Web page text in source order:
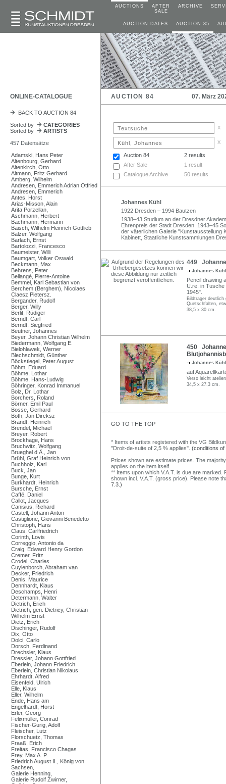
AUCTIONS
AFTER
SALE
ARCHIVE
AUCTION DATES AUCTION 85
ONLINE-CATALOGUE AUCTION 84 07. März
BACK TO AUCTION 84
Sorted by
CATEGORIES
Sorted by
ARTISTS
457 Datensätze
Adamski, Hans Peter
Altenbourg, Gerhard
Altenkirch, Otto
Altmann, Fritz Gerhard
Amberg, Wilhelm
Andresen, Emmerich Adrian Otfried
Andresen, Emmerich
Antes, Horst
Arias-Misson, Alain
Arita Porzellan,
Aschmann, Herbert
Bachmann, Hermann
Baisch, Wilhelm Heinrich Gottlieb
Balzer, Wolfgang
Barlach, Ernst
Bartolozzi, Francesco
Baumeister, Willi
Baumgart, Volker Oswald
Beckmann, Max
Behrens, Peter
Bellangé, Pierre-Antoine
Bemmel, Karl Sebastian von
Berchem (Berghem), Nicolaes
Claesz Pietersz.
Bergander, Rudolf
Berger, Willy
Berlit, Rüdiger
Berndt, Carl
Berndt, Siegfried
Beutner, Johannes
Beyer, Johann Christian Wilhelm
Biedermann, Wolfgang E.
Bielohlawek, Werner
Blechschmidt, Günther
Böckstiegel, Peter August
Böhm, Eduard
Böhme, Lothar
Böhme, Hans-Ludwig
Böhringer, Konrad Immanuel
Bolz, Dr. Lothar
Borchers, Roland
Börner, Emil Paul
Bosse, Gerhard
Both, Jan Dircksz
Brandt, Heinrich
Brendel, Michael
Breyer, Robert
Brockhage, Hans
Bruchwitz, Wolfgang
Brueghel d.Ä., Jan
Brühl, Graf Heinrich von
Buchholz, Karl
Buck, Jan
Bunge, Kurt
Burkhardt, Heinrich
Bursche, Ernst
Caffé, Daniel
Callot, Jacques
Canisius, Richard
Castell, Johann Anton
Castiglione, Giovanni Benedetto
Christoph, Hans
Claus, Carlfriedrich
Corinth, Lovis
Correggio, Antonio da
Craig, Edward Henry Gordon
Cremer, Fritz
Crodel, Charles
Cuylenborch, Abraham van
Decker, Friedrich
Denis, Maurice
Dennhardt, Klaus
Deschamps, Henri
Determann, Walter
Dietrich, Erich
Dietrich, gen. Dietricy, Christian
Wilhelm Ernst
Dietz, Erich
Dischinger, Rudolf
Dix, Otto
Dolci, Carlo
Dorsch, Ferdinand
Drechsler, Klaus
Dressler, Johann Gottfried
Eberlein, Johann Friedrich
Eberlein, Christian Nikolaus
Ehrhardt, Alfred
Eisenfeld, Ulrich
Elle, Klaus
Eller, Wilhelm
Ende, Hans am
Engelhardt, Horst
Erler, Georg
Felixmüller, Conrad
Fischer-Gurig, Adolf
Fleischer, Lutz
Florschuetz, Thomas
Fraaß, Erich
Freitas, Francisco Chagas
Frey, Max A. P.
Friedrich August II., König von
Sachsen,
Galerie Henning,
Galerie Rudolf Zwirner,
x
x
Auction 84
2 results
After Sale
1 result
Catalogue Archive
50 results
Johannes Kühl
1922 Dresden – 1994 Bautzen
1938–43 Studium an der Dresdner
Ehrenpreis der Stadt Dresden. 1943–45
der väterlichen Galerie "Kunstausstellung
Kabinett, Staatliche Kunstsammlungen
449
Johannes
Pencil drawing
U.re. in Tusche
1945".
Bildträger
Quetschfalten,
38,5 x 30 cm.
450
Johannes
auf
Verso leicht
34,5 x 27,3 cm.
GO TO THE TOP
* Items of artists registered with the VG
"Droit-de-suite of 2,5 % applies". (conditions of
Prices shown are estimate prices. The
applies on the item itself.
** Items upon which V.A.T. is due are
shown incl. V.A.T. (gross price). Please note
7.3.)